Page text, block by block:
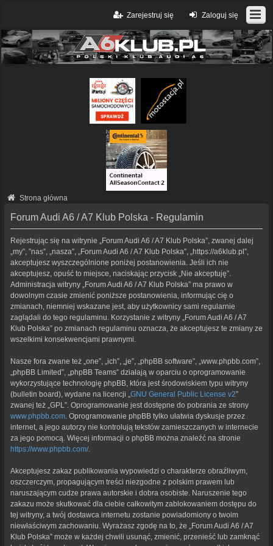
Zaloguj się
Zarejestruj się
Strona główna
Forum Audi A6 / A7 Klub Polska - Regulamin
Rejestrując się na witrynie „Forum Audi A6 / A7 Klub Polska”, zwanej dalej
„my”, ”nas”, „nasza”, „Forum Audi A6 / A7 Klub Polska”, „https://a6klub.pl”,
akceptujesz wyszczególnione poniżej postanowienia. Jeśli ich nie
akceptujesz, opuść to miejsce, naciskając przycisk „Nie akceptuję”.
Administracja witryny „Forum Audi A6 / A7 Klub Polska” ma prawo w
dowolnym czasie zmienić poniższe postanowienia, informując cię o
zmianach, niemniej wskazane jest, aby użytkownicy sami regularnie
zaglądali do tego regulaminu. Korzystanie z witryny „Forum Audi A6 / A7
Klub Polska” po zmianach regulaminu oznacza, że akceptujesz te zmiany ze
wszelkimi konsekwencjami prawnymi.
Nasze fora zwane też „one”, „ich”, „je”, „phpBB software”, „www.phpbb.com”,
„phpBB Limited”, „phpBB Teams” działają w oparciu o oprogramowanie
wykorzystujące technologię phpBB, która jest środowiskiem typu witryny
(bulletin board), wydane na licencji „GNU General Public License v2”
zwanej też „GPL”. Oprogramowanie jest dostępne do pobrania ze strony
www.phpbb.com. Oprogramowanie phpBB tylko ułatwia dyskusje przez
internet, a jego autorzy nie kontrolują tekstów zamieszczanych w internecie
za jego pomocą. Więcej informacji o phpBB można znaleźć na stronie
https://www.phpbb.com/.
Akceptujesz zakaz publikowania wypowiedzi o charakterze obraźliwym,
oszczerczym, propagującym treści niezgodne z polskim prawem lub
naruszającym cudze prawa autorskie i dobra osobiste. Naruszenie tego
zakazu może skutkować dla ciebie całkowitym zablokowaniem dostępu do
tej witryny, a twój dostawca internetu zostanie powiadomiony o twoim
niewłaściwym zachowaniu. Wyrażasz zgodę na to, że „Forum Audi A6 / A7
Klub Polska” może w każdej chwili usunąć, zmienić, przenieść lub zamknąć